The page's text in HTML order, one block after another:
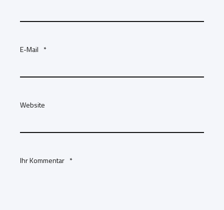
E-Mail *
Website
Ihr Kommentar *